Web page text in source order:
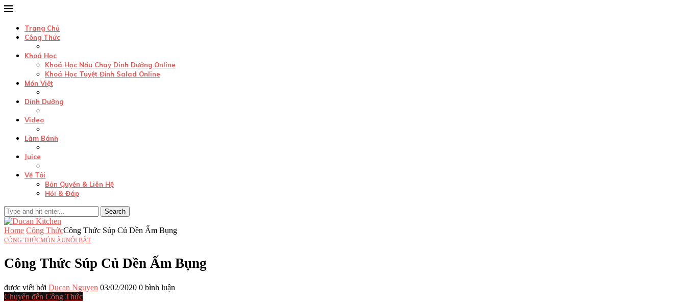
Trang Chủ
Công Thức
Khoá Học
Khoá Học Nấu Chay Dinh Dưỡng Online
Khoá Học Tuyệt Đỉnh Salad Online
Món Việt
Dinh Dưỡng
Video
Làm Bánh
Juice
Về Tôi
Bản Quyền & Liên Hệ
Hỏi & Đáp
Search
Home Công ThứcCông Thức Súp Củ Dền Ấm Bụng
CÔNG THỨCMÓN ÂUNỔI BẬT
Công Thức Súp Củ Dền Ấm Bụng
được viết bởi Ducan Nguyen 03/02/2020 0 bình luận
Chuyển đến Công Thức